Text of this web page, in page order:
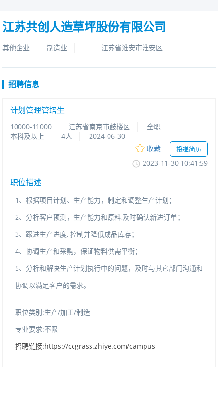
江苏共创人造草坪股份有限公司
其他企业 制造业 江苏省淮安市淮安区
招聘信息
计划管理管培生
10000-11000 江苏省南京市鼓楼区
全职
本科及以上
4人
2024-06-30
收藏
投递简历
2023-11-3010:41:59
职位描述
1 、根据项目计划、生产能力，制定和调整生产计划；
2、分析客户预测，生产能力和原料,及时确认新进订单；
3、跟进生产进度, 控制并降低成品库存；
4、协调生产和采购，保证物料供需平衡；
5、分析和解决生产计划执行中的问题，及时与其它部门沟通和
协调以满足客户的需求。
职位类别:生产/加工/制造
专业要求:不限
招聘链接:https://ccgrass.zhiye.com/campus